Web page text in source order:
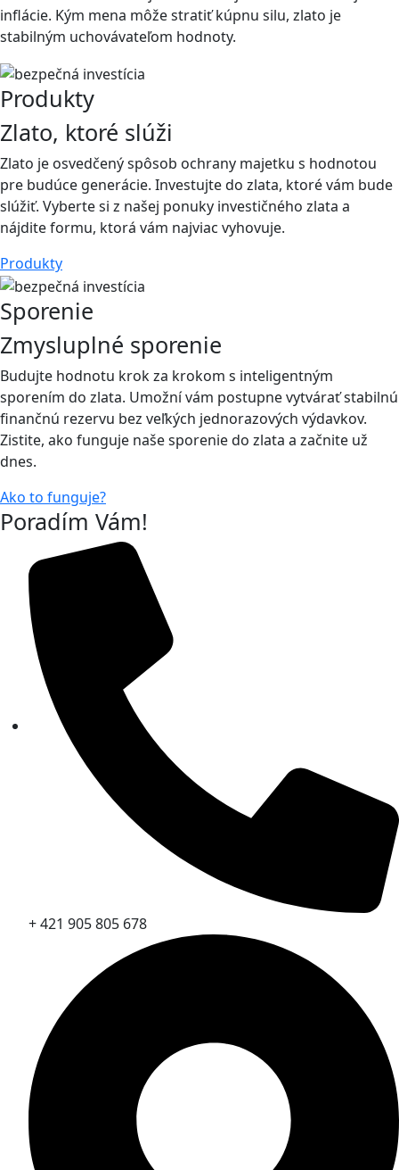
inflácie. Kým mena môže stratiť kúpnu silu, zlato je
stabilným uchovávateľom hodnoty.
Produkty
Zlato, ktoré slúži
Zlato je osvedčený spôsob ochrany majetku s hodnotou
pre budúce generácie. Investujte do zlata, ktoré vám bude
slúžiť. Vyberte si z našej ponuky investičného zlata a
nájdite formu, ktorá vám najviac vyhovuje.
Produkty
Sporenie
Zmysluplné sporenie
Budujte hodnotu krok za krokom s inteligentným
sporením do zlata. Umožní vám postupne vytvárať stabilnú
finančnú rezervu bez veľkých jednorazových výdavkov.
Zistite, ako funguje naše sporenie do zlata a začnite už
dnes.
Ako to funguje?
Poradím Vám!
+ 421 905 805 678